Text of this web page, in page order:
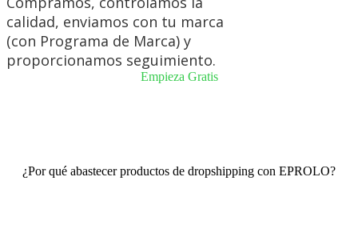
calidad, enviamos con tu marca
(con Programa de Marca) y
proporcionamos seguimiento.
Empieza Gratis
¿Por qué abastecer productos de dropshipping con EPROLO?